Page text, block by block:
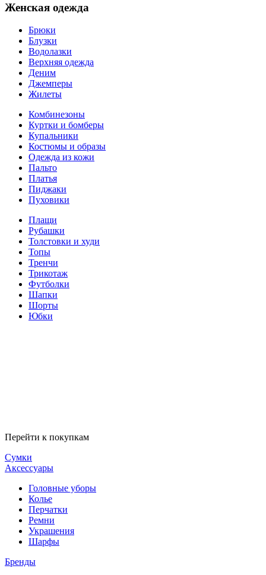
Женская одежда
Брюки
Блузки
Водолазки
Верхняя одежда
Деним
Джемперы
Жилеты
Комбинезоны
Куртки и бомберы
Купальники
Костюмы и образы
Одежда из кожи
Пальто
Платья
Пиджаки
Пуховики
Плащи
Рубашки
Толстовки и худи
Топы
Тренчи
Трикотаж
Футболки
Шапки
Шорты
Юбки
Перейти к покупкам
Сумки
Аксессуары
Головные уборы
Колье
Перчатки
Ремни
Украшения
Шарфы
Бренды